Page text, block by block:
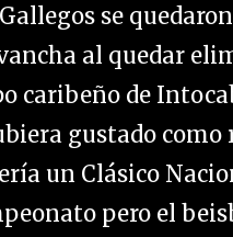
se
al quedar
caribeño de
gustado como
un Clásico
pero el